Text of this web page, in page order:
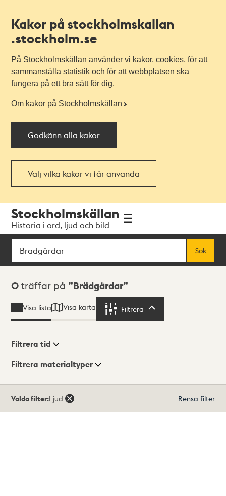
Kakor på stockholmskallan
.stockholm.se
På Stockholmskällan använder vi kakor, cookies, för att
sammanställa statistik och för att webbplatsen ska
fungera på ett bra sätt för dig.
Om kakor på Stockholmskällan
Godkänn alla kakor
Välj vilka kakor vi får använda
navigationen
huvudinnehållet
Stockholmskällan
Historia i ord, ljud och bild
Sök
Sök
Sökresultat
0 träffar på Brädgårdar
Visa lista Visa karta Filtrera
Visningsläge
Filtrera tid
Filtrera materialtyper
träffar
Valda filter:Ljud Rensa filter